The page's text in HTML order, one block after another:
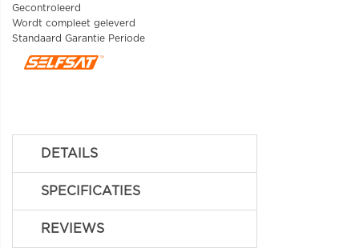
Gecontroleerd
Wordt compleet geleverd
Standaard Garantie Periode
DETAILS
SPECIFICATIES
REVIEWS